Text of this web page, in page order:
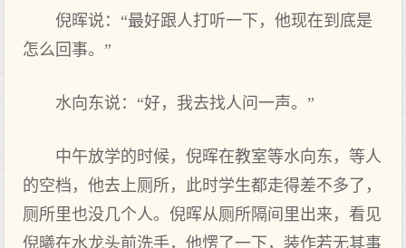
倪晖说：“最好跟人打听一下，他现在到底是
怎么回事。”
水向东说：“好，我去找人问一声。”
中午放学的时候，倪晖在教室等水向东，等人
的空档，他去上厕所，此时学生都走得差不多了，
厕所里也没几个人。倪晖从厕所隔间里出来，看见
倪曦在水龙头前洗手，他愣了一下，装作若无其事